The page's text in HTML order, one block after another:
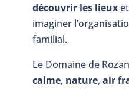
découvrir les lieuxet
imaginer
familial.
Le Domaine de
calme, nature, air